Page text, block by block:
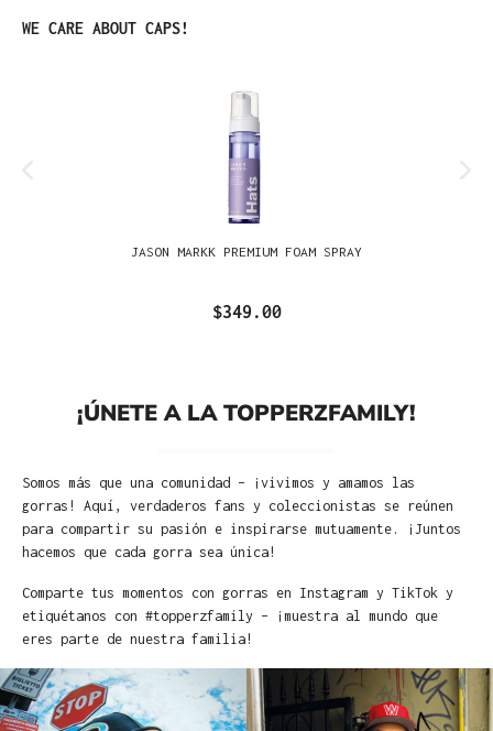
Omitir la galería de productos
WE CARE ABOUT CAPS!
JASON MARKK PREMIUM FOAM SPRAY
$349.00
¡ÚNETE A LA TOPPERZFAMILY!
Somos más que una comunidad – ¡vivimos y amamos las
gorras! Aquí, verdaderos fans y coleccionistas se reúnen
para compartir su pasión e inspirarse mutuamente. ¡Juntos
hacemos que cada gorra sea única!
Comparte tus momentos con gorras en Instagram y TikTok y
etiquétanos con #topperzfamily – ¡muestra al mundo que
eres parte de nuestra familia!